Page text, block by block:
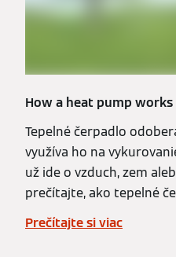
How a heat pump works
Tepelné čerpadlo
využíva ho na
už ide o vzduch, zem
prečítajte, ako tepelné
Prečítajte si viac